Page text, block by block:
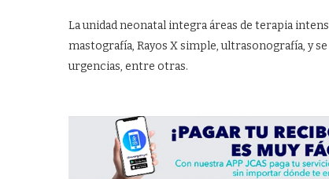
La unidad neonatal integra áreas de terapia
mastografía, Rayos X simple, ultrasonografía, y
urgencias, entre otras.